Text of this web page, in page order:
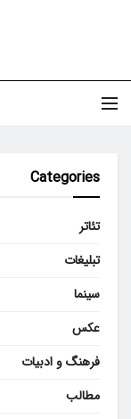
Categories
تئاتر
تبلیغات
سینما
عکس
فرهنگ و ادبیات
مطالب